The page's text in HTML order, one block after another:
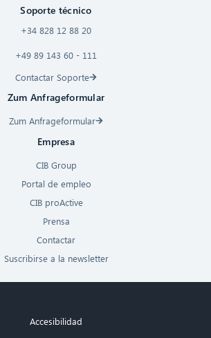
Soporte técnico
+34 828 12 88 20
+49 89 143 60 - 111
Contactar Soporte
Zum Anfrageformular
Zum Anfrageformular
Empresa
CIB Group
Portal de empleo
CIB proActive
Prensa
Contactar
Suscribirse a la newsletter
Accesibilidad